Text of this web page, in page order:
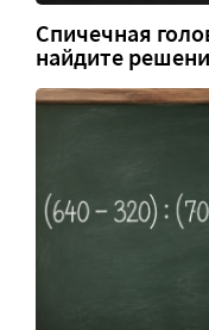
Спичечная
найдите